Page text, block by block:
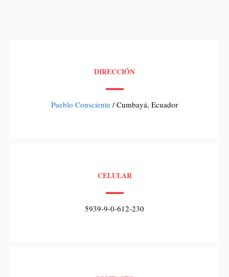
DIRECCIÓN
Pueblo Consciente / Cumbayá, Ecuador
CELULAR
5939-9-0-612-230